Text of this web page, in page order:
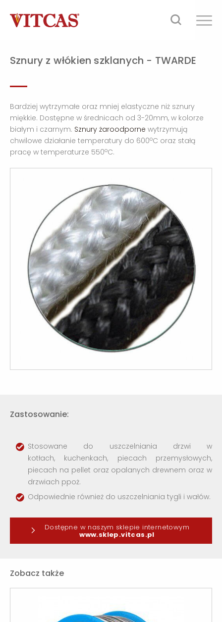
Sznury z włókien szklanych - TWARDE
Bardziej wytrzymałe oraz mniej elastyczne niż sznury
miękkie. Dostępne w średnicach od 3-20mm, w kolorze
białym i czarnym. Sznury żaroodporne wytrzymują
chwilowe działanie temperatury do 600oC oraz stałą
pracę w temperaturze 550oC.
Zastosowanie:
Stosowane do uszczelniania drzwi w
kotłach, kuchenkach, piecach przemysłowych,
piecach na pellet oraz opalanych drewnem oraz w
drzwiach ppoż.
Odpowiednie również do uszczelniania tygli i wałów.
Dostępne w naszym sklepie internetowym
www.sklep.vitcas.pl
Zobacz także